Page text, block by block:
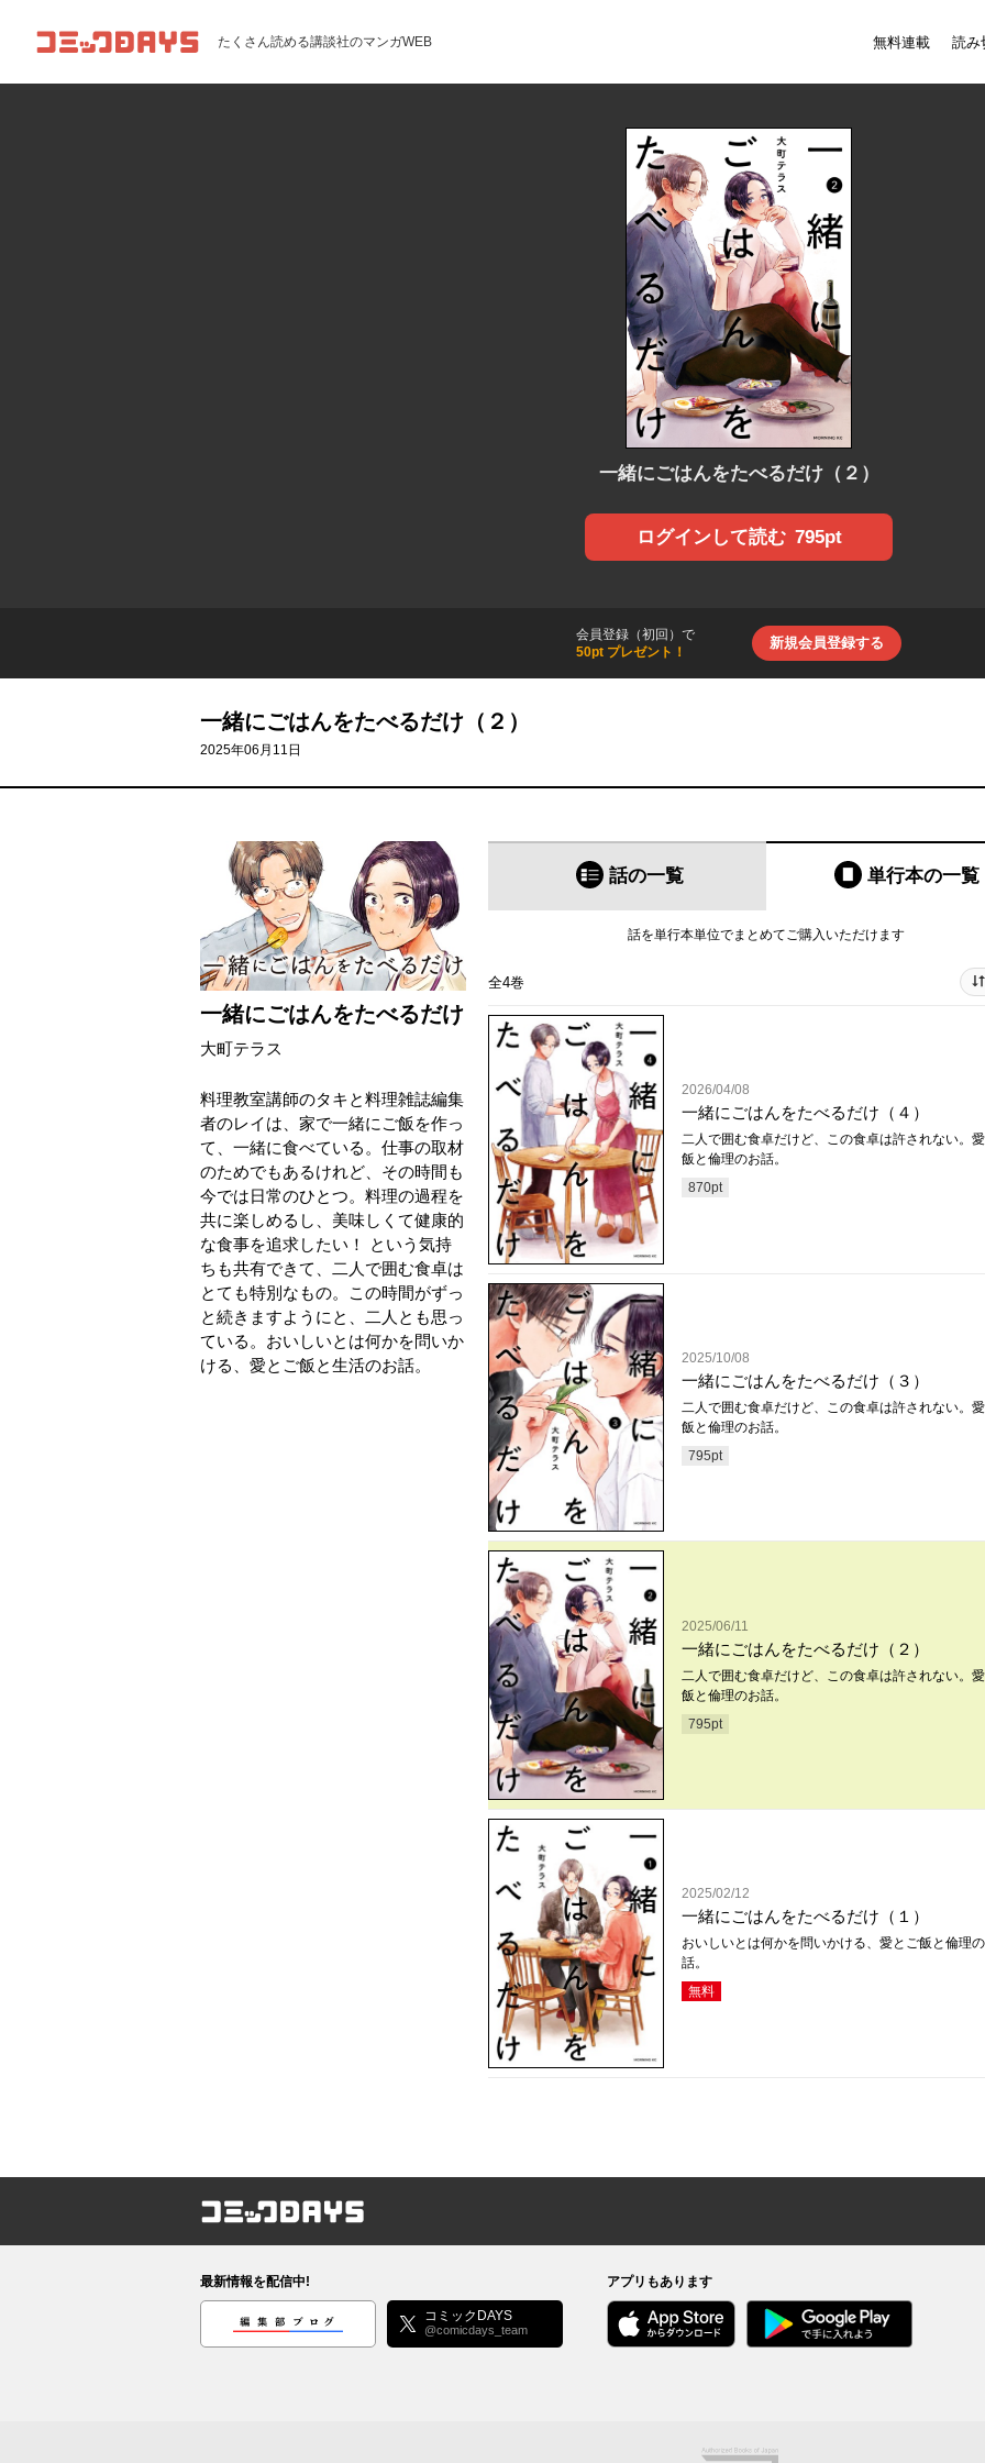
コミックDAYS たくさん読める講談社のマンガWEB 無料連載 読み
一緒にごはんをたべるだけ（２）
ログインして読む 795pt
会員登録（初回）で
50pt プレゼント！
新規会員登録する
一緒にごはんをたべるだけ（２）
2025年06月11日
一緒にごはんをたべるだけ
大町テラス
料理教室講師のタキと料理雑誌編集
者のレイは、家で一緒にご飯を作っ
て、一緒に食べている。仕事の取材
のためでもあるけれど、その時間も
今では日常のひとつ。料理の過程を
共に楽しめるし、美味しくて健康的
な食事を追求したい！ という気持
ちも共有できて、二人で囲む食卓は
とても特別なもの。この時間がずっ
と続きますようにと、二人とも思っ
ている。おいしいとは何かを問いか
ける、愛とご飯と生活のお話。
話の一覧 単行本の一覧
話を単行本単位でまとめてご購入いただけます
全4巻
2026/04/08
一緒にごはんをたべるだけ（４）
二人で囲む食卓だけど、この食卓は許されない。
飯と倫理のお話。
870pt
2025/10/08
一緒にごはんをたべるだけ（３）
二人で囲む食卓だけど、この食卓は許されない。
飯と倫理のお話。
795pt
2025/06/11
一緒にごはんをたべるだけ（２）
二人で囲む食卓だけど、この食卓は許されない。
飯と倫理のお話。
795pt
2025/02/12
一緒にごはんをたべるだけ（１）
おいしいとは何かを問いかける、愛とご飯と倫理
話。
無料
コミックDAYS
最新情報を配信中!
編集部ブログ コミックDAYS
@comicdays_team
アプリもあります